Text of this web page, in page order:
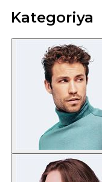
Kategoriya